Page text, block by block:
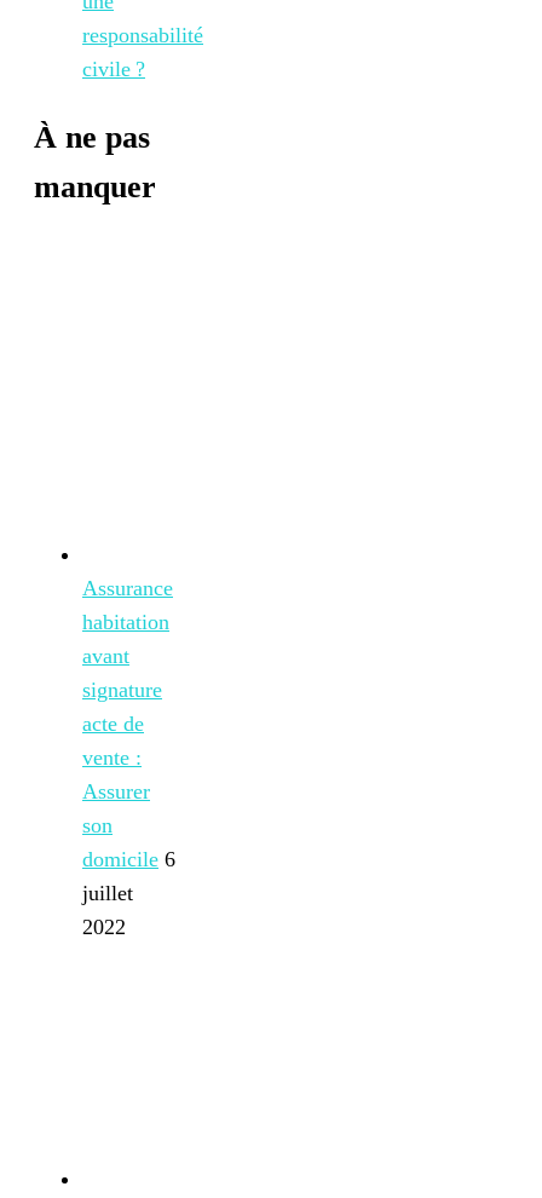
responsabilité
civile ?
À ne pas
manquer
Assurance
habitation
avant
signature
acte de
vente :
Assurer
son
domicile 6
juillet
2022